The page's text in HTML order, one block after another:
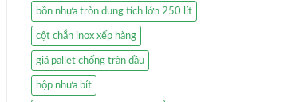
bồn nhựa tròn dung tích lớn 250 lít
cột chắn inox xếp hàng
giá pallet chống tràn dầu
hộp nhựa bít